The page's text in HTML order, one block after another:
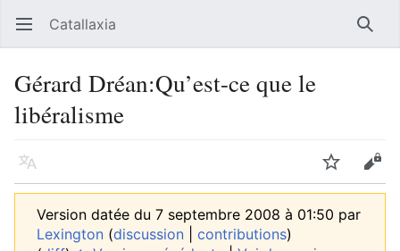
Ouvrir le menu principal Catallaxia
Gérard Dréan:Qu’est-ce que le
libéralisme
Langue Suivre
Version datée du 7 septembre 2008 à 01:50 par
Lexington (discussion contributions)